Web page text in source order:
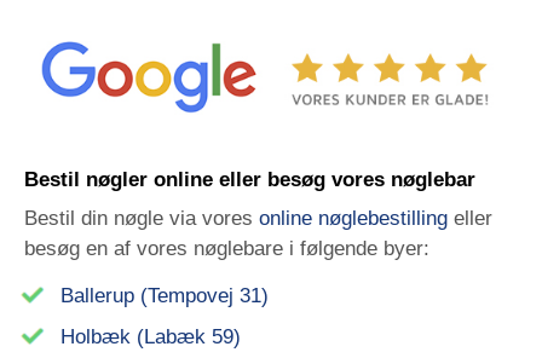
Bestil nøgler online eller besøg vores nøglebar
Bestil din nøgle via vores online nøglebestilling eller
besøg en af vores nøglebare i følgende byer:
Ballerup (Tempovej 31)
Holbæk (Labæk 59)